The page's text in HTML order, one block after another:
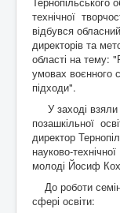
технічної
відбувся
директорів та
області на тему:
умовах воєнного
підходи".
У заході взяли
позашкільної
директор
науково-
молоді Йосиф
До роботи
сфері освіти: